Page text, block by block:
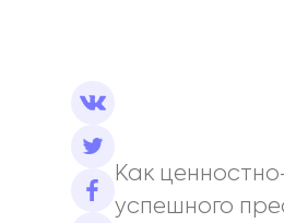
Как
успешного